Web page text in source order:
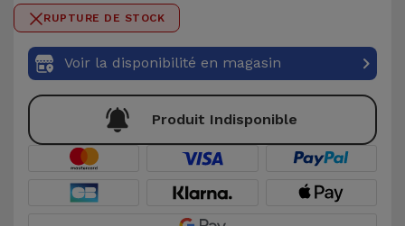
Accessoires
Mobilité,
Auto et
Accessoires
d'ordinateur
0 / 50RUPTURE DE STOCK
Voir la disponibilité en magasin
Produit Indisponible